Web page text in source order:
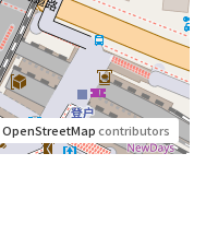
OpenStreetMapcontributors